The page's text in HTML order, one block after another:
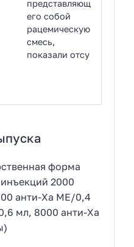
представляющ
его собой
рацемическую
смесь,
показали отсу
форма
2000
анти-Ха МЕ/0,4
мл, 8000 анти-Ха